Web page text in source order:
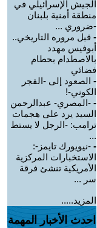
الجيش الإسرائيلي في
منطقة أمنية بلبنان
-ضروري ...
- قبل مروره التاريخي..
أبوفيس مهدد
بالاصطدام بحطام
فضائي
- الصعود إلى -الفجر
الكوني-!
- -المصري- عبدالرحمن
السيد يرد على هجمات
ترامب: -الرجل لا يستط
...
- -نيويورك تايمز-:
الاستخبارات المركزية
الأمريكية تنشئ فرقة
سر ...
المزيد.....
احدث الأخبار المهمة